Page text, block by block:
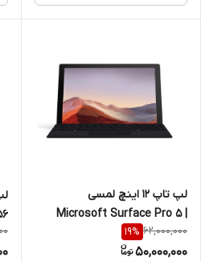
لپ تاپ 12 اینچ لمسی
Microsoft Surface Pro 5 |
16GB RAM | 256 GB SSD | Core
I5 7200U
62,000,000
19%
50,000,000